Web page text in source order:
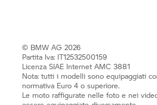
© BMW AG 2026
Partita Iva: IT12532500159
Licenza SIAE Internet AMC 3881
Nota: tutti i modelli sono equipaggiati
normativa Euro 4 o superiore.
Le moto raffigurate nelle foto e nei